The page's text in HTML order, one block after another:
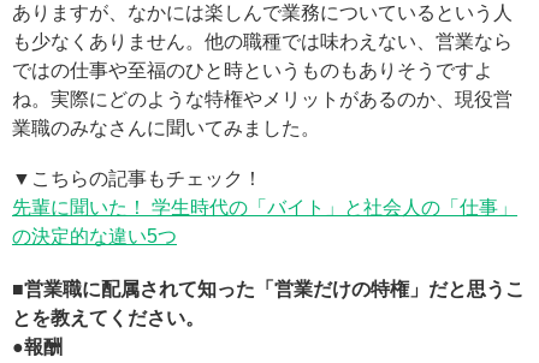
ありますが、なかには楽しんで業務についているという人
も少なくありません。他の職種では味わえない、営業なら
ではの仕事や至福のひと時というものもありそうですよ
ね。実際にどのような特権やメリットがあるのか、現役営
業職のみなさんに聞いてみました。
▼こちらの記事もチェック！
先輩に聞いた！ 学生時代の「バイト」と社会人の「仕事」
の決定的な違い5つ
■営業職に配属されて知った「営業だけの特権」だと思うこ
とを教えてください。
●報酬